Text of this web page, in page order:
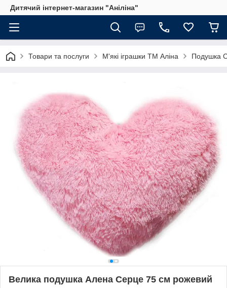
Дитячий інтернет-магазин "Аніліна"
Товари та послуги М'які іграшки ТМ Аліна Подушка
Велика подушка Алена Серце 75 см рожевий